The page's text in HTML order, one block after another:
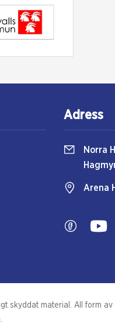
Adress
Norra
Arena
skyddat material. All form